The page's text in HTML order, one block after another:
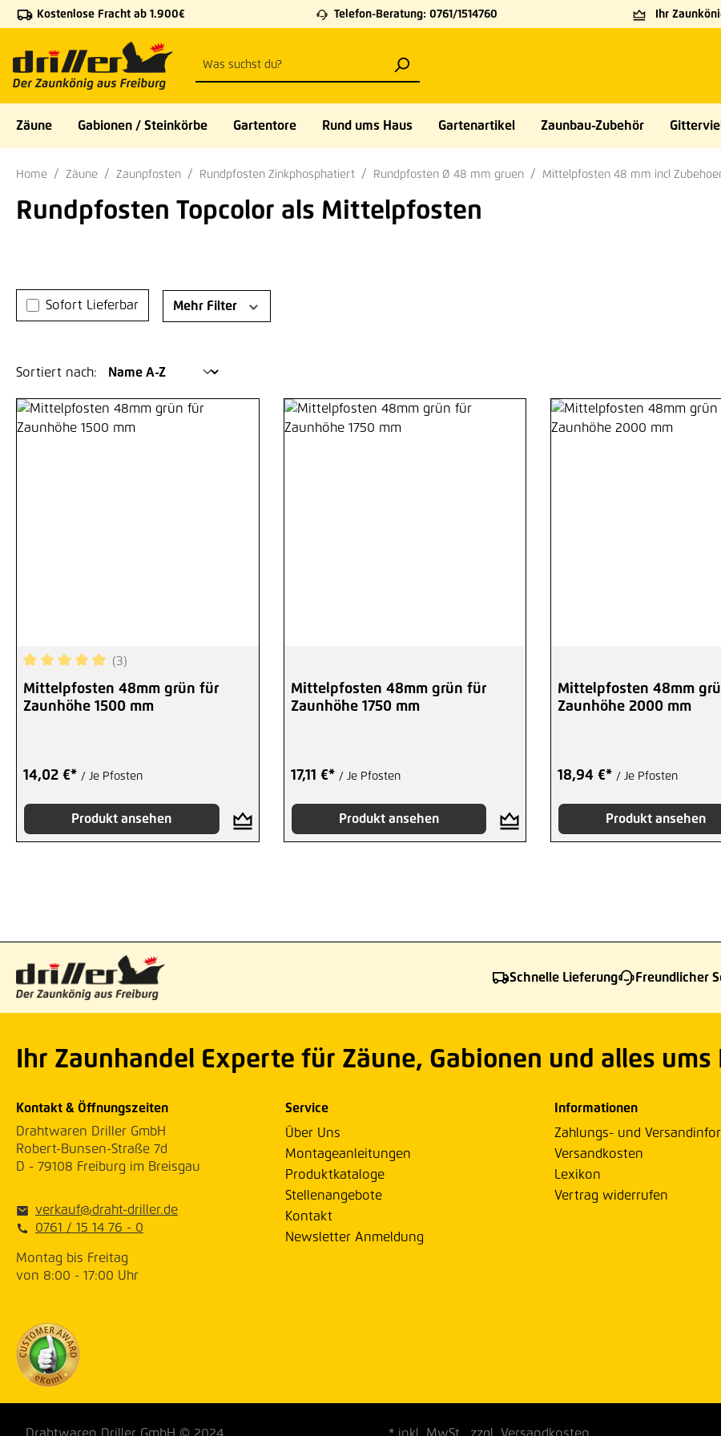
Hauptinhalt springen
Zur Suche springen
Zur Hauptnavigation springen
Kostenlose Fracht ab 1.900€ Telefon-Beratung: 0761/1514760 Ihr
Zäune Gabionen / Steinkörbe Gartentore Rund ums Haus Gartenartikel Zaunbau-Zubehör
Home Zäune Zaunpfosten Rundpfosten Zinkphosphatiert Rundpfosten Ø 48 mm gruen Mittelpfosten 48 mm incl
Rundpfosten Topcolor als Mittelpfosten
Sofort Lieferbar Mehr Filter
Sortiert nach:
Durchschnittliche Bewertung von 5 von 5 Sternen
(3)
Mittelpfosten 48mm grün für
Zaunhöhe 1500 mm
14,02 €* / Je Pfosten
Produkt ansehen
Mittelpfosten 48mm grün für
Zaunhöhe 1750 mm
17,11 €* / Je Pfosten
Produkt ansehen
Mittelpfosten 48mm
Zaunhöhe 2000 mm
18,94 €* / Je Pfosten
Produkt ansehen
Schnelle Lieferung Freundlicher
Ihr Zaunhandel Experte für Zäune, Gabionen und alles ums
Kontakt & Öffnungszeiten
Drahtwaren Driller GmbH
Robert-Bunsen-Straße 7d
D - 79108 Freiburg im Breisgau
verkauf@draht-driller.de
0761 / 15 14 76 - 0
Montag bis Freitag
von 8:00 - 17:00 Uhr
Service
Über Uns
Montageanleitungen
Produktkataloge
Stellenangebote
Kontakt
Newsletter Anmeldung
Informationen
Zahlungs- und
Versandkosten
Lexikon
Vertrag widerrufen
* inkl. MwSt., zzgl. Versandkosten
Drahtwaren Driller GmbH © 2024